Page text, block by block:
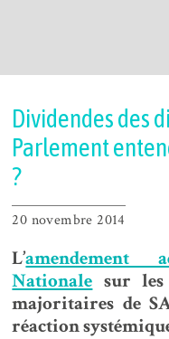
Dividendes des
Parlement
?
20 novembre 2014
L’amendement
Nationale sur les
majoritaires de
réaction